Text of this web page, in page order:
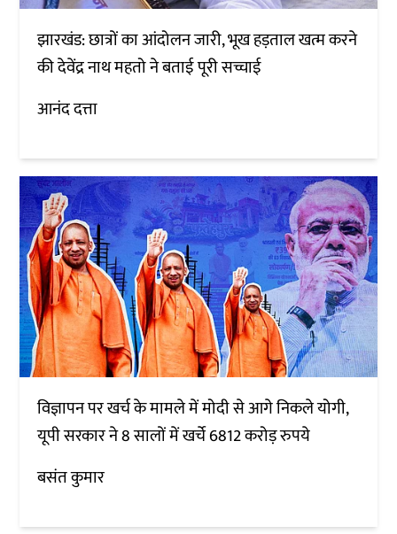
झारखंड: छात्रों का आंदोलन जारी, भूख हड़ताल खत्म करने
की देवेंद्र नाथ महतो ने बताई पूरी सच्चाई
आनंद दत्ता
विज्ञापन पर खर्च के मामले में मोदी से आगे निकले योगी,
यूपी सरकार ने 8 सालों में खर्चे 6812 करोड़ रुपये
बसंत कुमार